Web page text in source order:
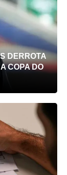
DERROTA
COPA DO